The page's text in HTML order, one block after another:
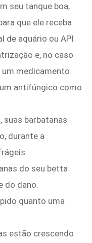
seu tanque boa,
que ele receba
de aquário ou API
e, no caso
um medicamento
antifúngico como
suas barbatanas
durante a
do seu betta
do dano.
quanto uma
estão crescendo